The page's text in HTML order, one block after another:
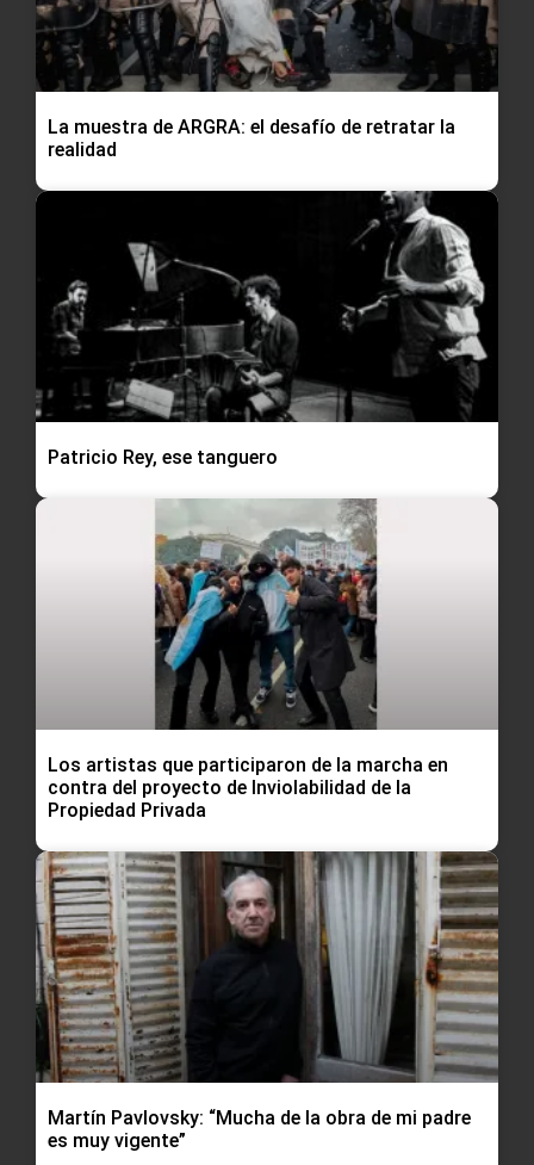
La muestra de ARGRA: el desafío de retratar la
realidad
Patricio Rey, ese tanguero
Los artistas que participaron de la marcha en
contra del proyecto de Inviolabilidad de la
Propiedad Privada
Martín Pavlovsky: “Mucha de la obra de mi padre
es muy vigente”